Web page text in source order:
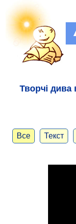
Творчі дива
Все Текст